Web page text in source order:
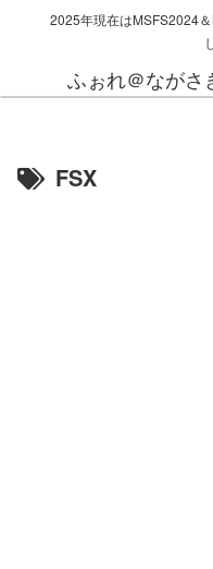
2025年現在はMSFS2024
ふぉれ＠ながさ
FSX